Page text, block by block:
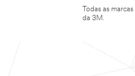
Todas as
da 3M.